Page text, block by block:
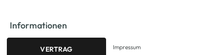
Informationen
VERTRAG
Impressum